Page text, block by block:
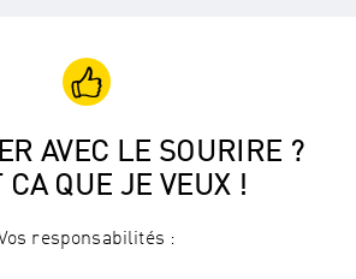
AVEC LE SOURIRE ?
CA QUE JE VEUX !
responsabilités :